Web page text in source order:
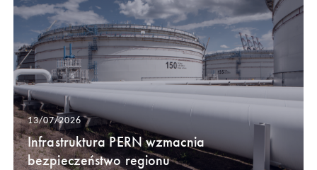
13/07/2026
Infrastruktura PERN wzmacnia
bezpieczeństwo regionu